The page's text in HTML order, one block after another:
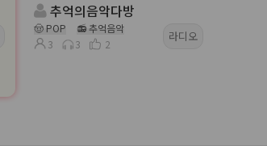
추억의음악다방
🤠 POP
📻 추억음악
3
3 2
라디오